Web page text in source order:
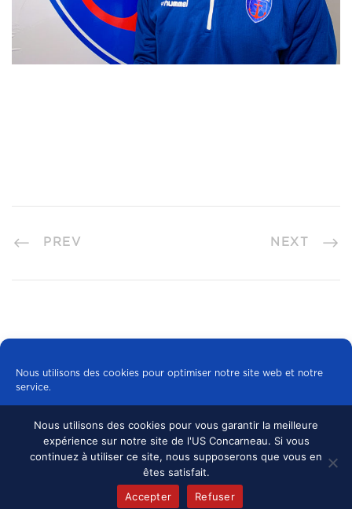
Nous utilisons des cookies pour optimiser notre site web et notre
service.
Tous les cookies
Refuser
Politique de cookies mentions légales
PREV NEXT
© 2024 US CONCARNEAU, TOUS DROITS
RÉSERVÉS. MENTIONS LÉGALES •
CONFIDENTIALITÉ
Nous utilisons des cookies pour vous garantir la meilleure
expérience sur notre site de l'US Concarneau. Si vous
continuez à utiliser ce site, nous supposerons que vous en
êtes satisfait.
Accepter
Refuser